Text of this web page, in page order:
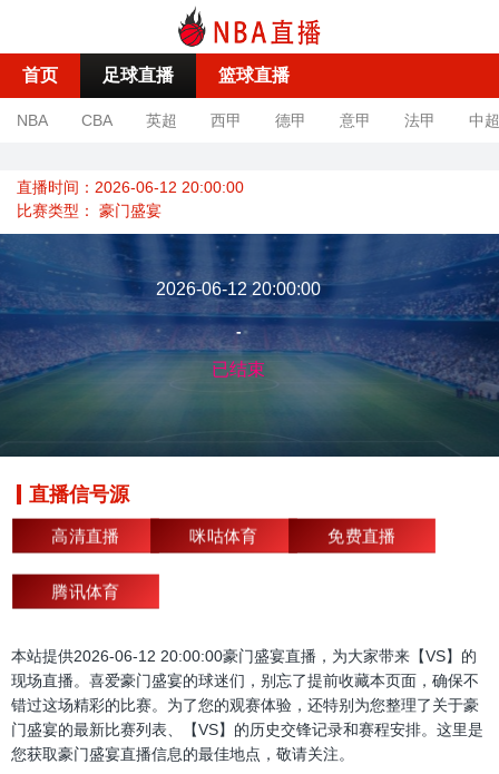
首页 足球直播 篮球直播
NBA CBA 英超 西甲 德甲 意甲 法甲 中超
直播时间：2026-06-12 20:00:00
比赛类型： 豪门盛宴
2026-06-12 20:00:00
-
已结束
直播信号源
高清直播 咪咕体育 免费直播
腾讯体育
本站提供2026-06-12 20:00:00豪门盛宴直播，为大家带来【VS】的
现场直播。喜爱豪门盛宴的球迷们，别忘了提前收藏本页面，确保不
错过这场精彩的比赛。为了您的观赛体验，还特别为您整理了关于豪
门盛宴的最新比赛列表、【VS】的历史交锋记录和赛程安排。这里是
您获取豪门盛宴直播信息的最佳地点，敬请关注。